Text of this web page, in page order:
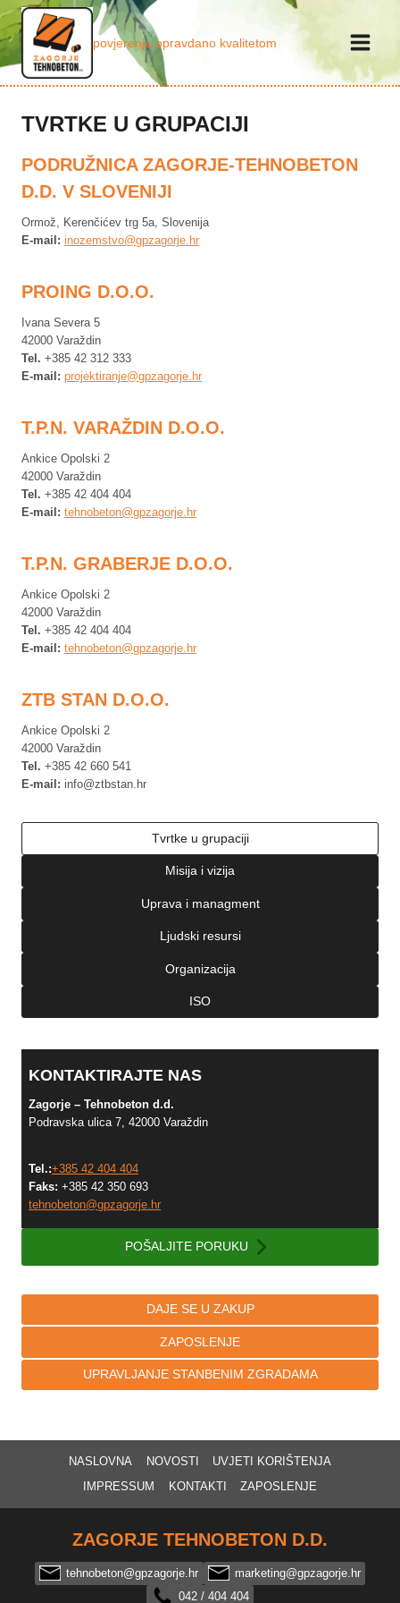
Skip
to
content
povjerenje opravdano kvalitetom
TVRTKE U GRUPACIJI
PODRUŽNICA ZAGORJE-TEHNOBETON
D.D. V SLOVENIJI
Ormož, Kerenčićev trg 5a, Slovenija
E-mail: inozemstvo@gpzagorje.hr
PROING D.O.O.
Ivana Severa 5
42000 Varaždin
Tel. +385 42 312 333
E-mail: projektiranje@gpzagorje.hr
T.P.N. VARAŽDIN D.O.O.
Ankice Opolski 2
42000 Varaždin
Tel. +385 42 404 404
E-mail: tehnobeton@gpzagorje.hr
T.P.N. GRABERJE D.O.O.
Ankice Opolski 2
42000 Varaždin
Tel. +385 42 404 404
E-mail: tehnobeton@gpzagorje.hr
ZTB STAN D.O.O.
Ankice Opolski 2
42000 Varaždin
Tel. +385 42 660 541
E-mail: info@ztbstan.hr
Tvrtke u grupaciji
Misija i vizija
Uprava i managment
Ljudski resursi
Organizacija
ISO
KONTAKTIRAJTE NAS
Zagorje – Tehnobeton d.d.
Podravska ulica 7, 42000 Varaždin
Tel.:+385 42 404 404
Faks: +385 42 350 693
tehnobeton@gpzagorje.hr
POŠALJITE PORUKU
DAJE SE U ZAKUP
ZAPOSLENJE
UPRAVLJANJE STANBENIM ZGRADAMA
NASLOVNA NOVOSTI
UVJETI KORIŠTENJA
IMPRESSUM
KONTAKTI ZAPOSLENJE
ZAGORJE TEHNOBETON D.D.
tehnobeton@gpzagorje.hr
marketing@gpzagorje.hr
042 / 404 404